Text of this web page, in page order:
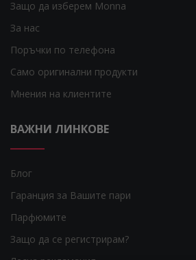
Защо да изберем Monna
За нас
Поръчки по телефона
Само оригинални продукти
Мнения на клиентите
ВАЖНИ ЛИНКОВЕ
Блог
Гаранция за Вашите пари
Парфюмите
Защо да се регистрирам?